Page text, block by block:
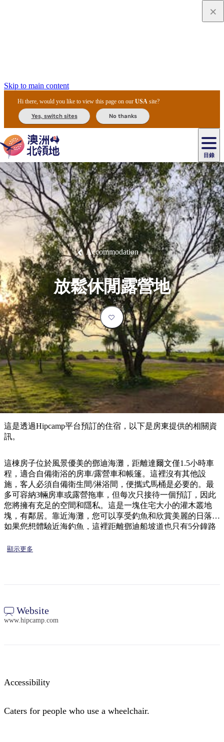
Skip to main content
Hi there, would you like to view this page on ourUSA site?
Yes, switch sites No thanks
目錄
主
目
錄
必
訪
景
點
最
受
歡
迎
目
的
地
內
陸
和
戶
外
按
地
區
探
索
達
爾
文
愛
麗
斯
泉
烏
魯
魯
卡
卡
杜
國
家
公
園
李
治
菲
特
國
家
公
園
瓦
塔
卡
國
家
公
園
提
維
群
島
東
阿
納
姆
地
馬
塔
蘭
卡
溫
泉
池
尼
特
米
魯
克
國
家
公
園
卡
魯
卡
魯
/
魔
鬼
大
理
石
保
護
區
馬
古
克
瀑
布
茨
奧
里
查
/
西
麥
克
唐
納
國
家
公
園
必
玩
活
動
體
驗
旅
客
類
型
推
薦
榜
單
住
民
文
化
體
驗
美
食
攻
略
節
慶
與
活
動
戶
外
和
探
險
自
然
和
野
生
動
植
物
歷
史
與
文
物
釣
魚
豪
華
旅
游
露
營
和
豪
華
野
營
自
駕
遊
劃
您
的
旅
行
規
劃
和
預
訂
實
用
資
訊
劃
工
具
住
宿
導
覽
團
租
車
和
交
通
工
具
Accommodation
放鬆休閒露營地
這是透過Hipcamp平台預訂的住宿，以下是房東提供的相關資
訊。
這棟房子位於風景優美的鄧迪海灘，距離達爾文僅1.5小時車
程，適合自備衛浴的房車/露營車和帳篷。這裡沒有其他設
施，客人必須自備衛生間/淋浴間，便攜式馬桶是必要的。最
多可容納3輛房車或露營拖車，但每次只接待一個預訂，因此
您將擁有充足的空間和隱私。這是一塊住宅大小的灌木叢地
塊，有鄰居。靠近海灘，您可以享受釣魚和欣賞美麗的日落。
如果您想體驗近海釣魚，這裡距離鄧迪船坡道也只有5分鐘路
有任何限制。請自備柴火。歡迎攜帶寵物！ 12歲及以下兒童
顯示更多
Website
www.hipcamp.com
Accessibility
Caters for people who use a wheelchair.